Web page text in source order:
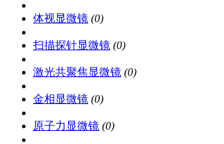
体视显微镜 (0)
扫描探针显微镜 (0)
激光共聚焦显微镜 (0)
金相显微镜 (0)
原子力显微镜 (0)